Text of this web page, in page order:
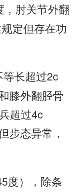
，肘关节外翻
定但存在功
长超过2c
膝外翻胫骨
超过4c
步态异常，
度），除条